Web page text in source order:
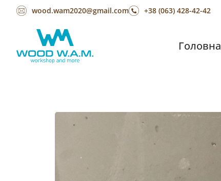
wood.wam2020@gmail.com +38 (063) 428-42-42
Головна